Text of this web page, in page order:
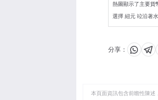
熱圖顯示了主要貨
選擇 紐元 竝沿著
分享：
分
WhatsApp
分
本頁面資訊包含前瞻性陳述